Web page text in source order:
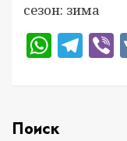
сезон: зима
Поиск